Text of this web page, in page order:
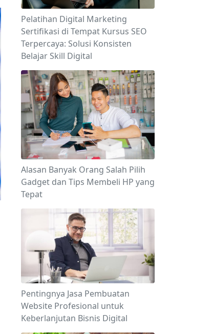
Pelatihan Digital Marketing
Sertifikasi di Tempat Kursus SEO
Terpercaya: Solusi Konsisten
Belajar Skill Digital
Alasan Banyak Orang Salah Pilih
Gadget dan Tips Membeli HP yang
Tepat
Pentingnya Jasa Pembuatan
Website Profesional untuk
Keberlanjutan Bisnis Digital